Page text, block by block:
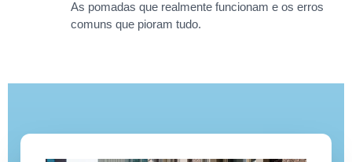
As pomadas que realmente funcionam e os erros
comuns que pioram tudo.